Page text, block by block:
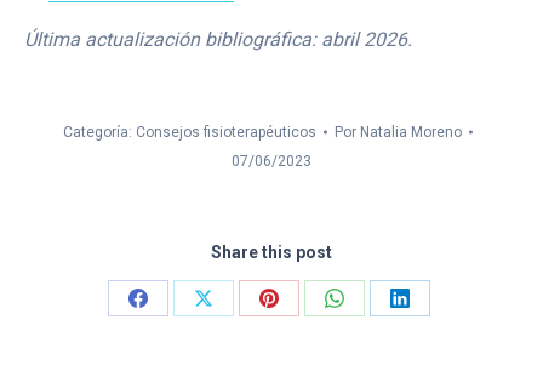
Última actualización bibliográfica: abril 2026.
Categoría: Consejos fisioterapéuticos Por Natalia Moreno
07/06/2023
Share this post
Share
Share
Share
Share
Share